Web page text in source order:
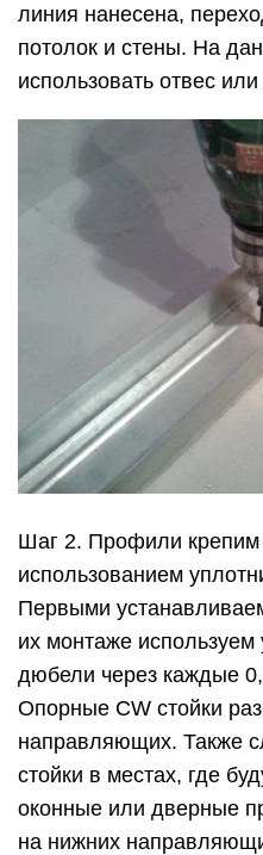
линия нанесена,
потолок и стены. На
использовать отвес
Шаг 2. Профили крепим
использованием
Первыми
их монтаже
дюбели через каждые
Опорные CW стойки
направляющих. Также
стойки в местах, где
оконные или дверные
на нижних